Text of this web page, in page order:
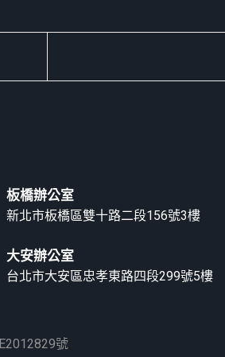
板橋辦公室
新北市板橋區雙十路二段156號3樓
大安辦公室
台北市大安區忠孝東路四段299號5樓
號